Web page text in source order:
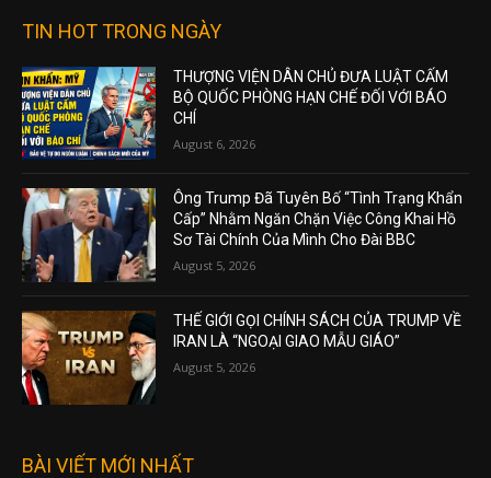
TIN HOT TRONG NGÀY
THƯỢNG VIỆN DÂN CHỦ ĐƯA LUẬT CẤM
BỘ QUỐC PHÒNG HẠN CHẾ ĐỐI VỚI BÁO
CHÍ
August 6, 2026
Ông Trump Đã Tuyên Bố “Tình Trạng Khẩn
Cấp” Nhằm Ngăn Chặn Việc Công Khai Hồ
Sơ Tài Chính Của Mình Cho Đài BBC
August 5, 2026
THẾ GIỚI GỌI CHÍNH SÁCH CỦA TRUMP VỀ
IRAN LÀ “NGOẠI GIAO MẪU GIÁO”
August 5, 2026
BÀI VIẾT MỚI NHẤT